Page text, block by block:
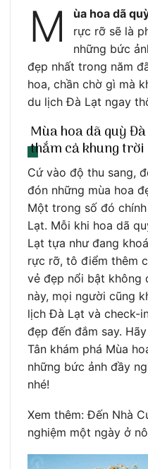
M ùa hoa dã
rực rỡ sẽ là
những bức
đẹp nhất trong năm
hoa, chần chờ gì mà
du lịch Đà Lạt ngay
Mùa hoa dã quỳ
thắm cả khung trời
Cứ vào độ thu sang,
đón những mùa hoa
Một trong số đó
Lạt. Mỗi khi hoa dã
Lạt tựa như đang
rực rỡ, tô điểm thêm
vẻ đẹp nổi bật không
này, mọi người cũng
lịch Đà Lạt và check-
đẹp đến đắm say.
Tân khám phá Mùa
những bức ảnh đầy
nhé!
Xem thêm: Đến Nhà
nghiệm một ngày ở